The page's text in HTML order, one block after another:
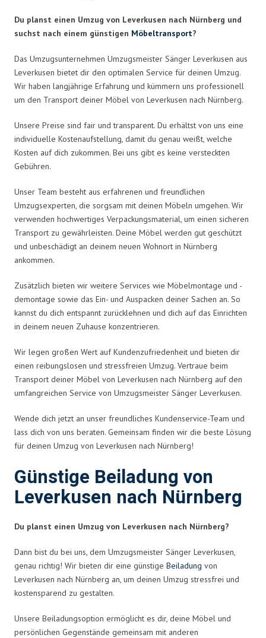
Du planst einen Umzug von Leverkusen nach Nürnberg und
suchst nach einem günstigen Möbeltransport?
Das Umzugsunternehmen Umzugsmeister Sänger Leverkusen aus
Leverkusen bietet dir den optimalen Service für deinen Umzug.
Wir haben langjährige Erfahrung und kümmern uns professionell
um den Transport deiner Möbel von Leverkusen nach Nürnberg.
Unsere Preise sind fair und transparent. Du erhältst von uns eine
individuelle Kostenaufstellung, damit du genau weißt, welche
Kosten auf dich zukommen. Bei uns gibt es keine versteckten
Gebühren.
Unser Team besteht aus erfahrenen und freundlichen
Umzugsexperten, die sorgsam mit deinen Möbeln umgehen. Wir
verwenden hochwertiges Verpackungsmaterial, um einen sicheren
Transport zu gewährleisten. Deine Möbel werden gut geschützt
und unbeschädigt an deinem neuen Wohnort in Nürnberg
ankommen.
Zusätzlich bieten wir weitere Services wie Möbelmontage und -
demontage sowie das Ein- und Auspacken deiner Sachen an. So
kannst du dich entspannt zurücklehnen und dich auf das Einrichten
in deinem neuen Zuhause konzentrieren.
Wir legen großen Wert auf Kundenzufriedenheit und bieten dir
einen reibungslosen und stressfreien Umzug. Vertraue beim
Transport deiner Möbel von Leverkusen nach Nürnberg auf den
umfangreichen Service von Umzugsmeister Sänger Leverkusen.
Wende dich jetzt an unser freundliches Kundenservice-Team und
lass dich von uns beraten. Gemeinsam finden wir die beste Lösung
für deinen Umzug von Leverkusen nach Nürnberg!
Günstige Beiladung von
Leverkusen nach Nürnberg
Du planst einen Umzug von Leverkusen nach Nürnberg?
Dann bist du bei uns, dem Umzugsmeister Sänger Leverkusen,
genau richtig! Wir bieten dir eine günstige Beiladung von
Leverkusen nach Nürnberg an, um deinen Umzug stressfrei und
kostensparend zu gestalten.
Unsere Beiladungsoption ermöglicht es dir, deine Möbel und
persönlichen Gegenstände gemeinsam mit anderen